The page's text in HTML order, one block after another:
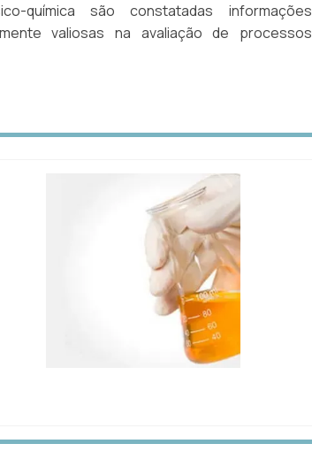
química são constatadas informações
valiosas na avaliação de processos